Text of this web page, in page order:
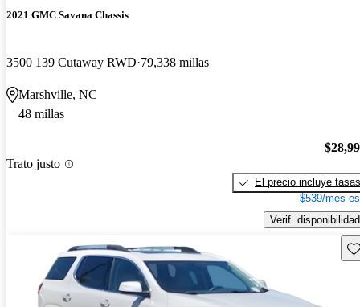
2021 GMC Savana Chassis
3500 139 Cutaway RWD 79,338 millas
Marshville, NC
48 millas
Trato justo
El precio incluye tasas
$539/mes
Verif. disponibilidad